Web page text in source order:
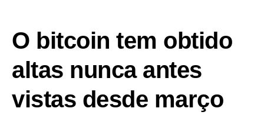
O bitcoin tem obtido
altas nunca antes
vistas desde março